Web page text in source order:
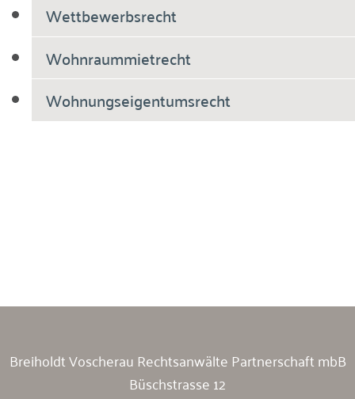
Wettbewerbsrecht
Wohnraummietrecht
Wohnungseigentumsrecht
Breiholdt Voscherau Rechtsanwälte Partnerschaft mbB
Büschstrasse 12